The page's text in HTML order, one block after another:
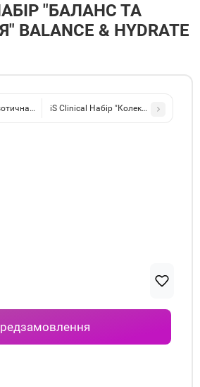
"БАЛАНС ТА
& HYDRATE
насолода Франжипані Kit: Body Wonders
iS Clinical Набір "Колекція для